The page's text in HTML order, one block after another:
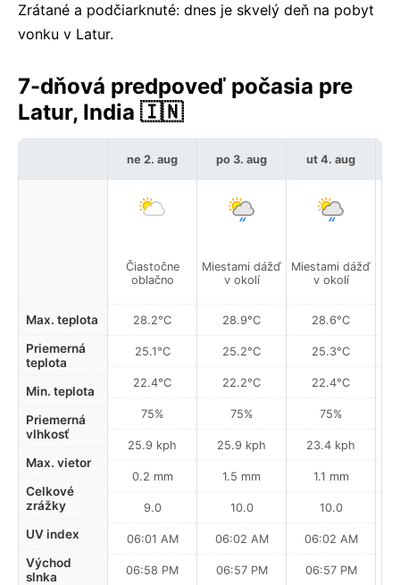
Zrátané a podčiarknuté: dnes je skvelý deň na pobyt
vonku v Latur.
7-dňová predpoveď počasia pre
Latur, India 🇮🇳
Max. teplota
Priemerná
teplota
Min. teplota
Priemerná
vlhkosť
Max. vietor
Celkové
zrážky
UV index
Východ
slnka
ne 2. aug
Čiastočne
oblačno
28.2°C
25.1°C
22.4°C
75%
25.9 kph
0.2 mm
9.0
06:01 AM
06:58 PM
po 3. aug
Miestami dážď
v okolí
28.9°C
25.2°C
22.2°C
75%
25.9 kph
1.5 mm
10.0
06:02 AM
06:57 PM
ut 4. aug
Miestami dážď
v okolí
28.6°C
25.3°C
22.4°C
75%
23.4 kph
1.1 mm
10.0
06:02 AM
06:57 PM